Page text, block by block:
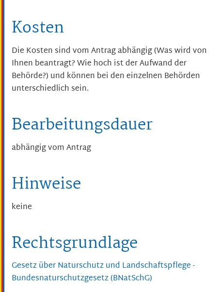
Kosten
Die Kosten sind vom Antrag abhängig (Was wird von
Ihnen beantragt? Wie hoch ist der Aufwand der
Behörde?) und können bei den einzelnen Behörden
unterschiedlich sein.
Bearbeitungsdauer
abhängig vom Antrag
Hinweise
keine
Rechtsgrundlage
Gesetz über Naturschutz und Landschaftspflege -
Bundesnaturschutzgesetz (BNatSchG)